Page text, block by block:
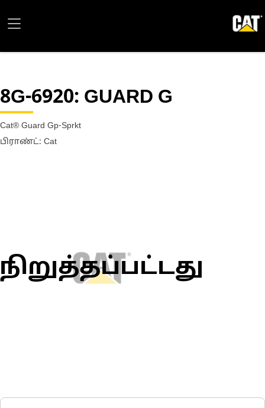
8G-6920: GUARD G
Cat® Guard Gp-Sprkt
பிராண்ட்: Cat
நிறுத்தப்பட்டது